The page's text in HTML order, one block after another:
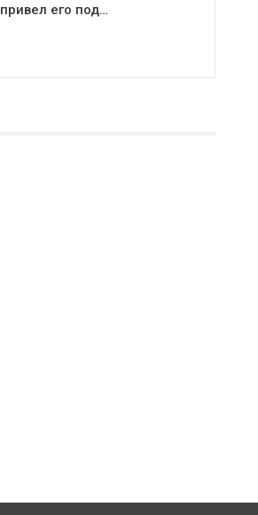
привел его под…